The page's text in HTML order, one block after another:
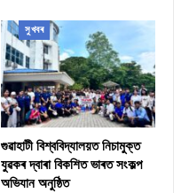
সুখবৰ
গুৱাহাটী বিশ্ববিদ্যালয়ত নিচামুক্ত
যুৱকৰ দ্বাৰা বিকশিত ভাৰত সংকল্প
অভিযান অনুষ্ঠিত